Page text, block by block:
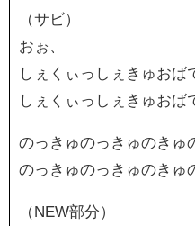
（サビ）
おぉ、
しぇくぃっしぇきゅおば
しぇくぃっしぇきゅおば
のっきゅのっきゅのきゅ
のっきゅのっきゅのきゅ
（NEW部分）